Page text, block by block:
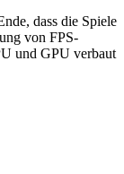
dass die Spiele
von FPS-
und GPU verbaut